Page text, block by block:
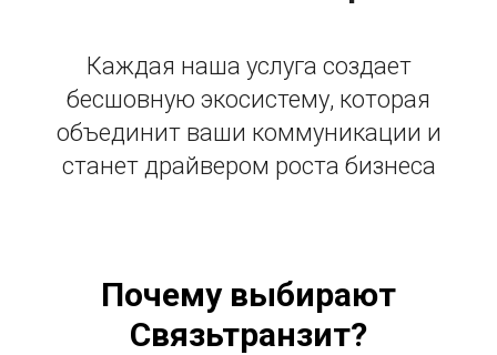
Каждая наша услуга создает
бесшовную экосистему, которая
объединит ваши коммуникации и
станет драйвером роста бизнеса
Почему выбирают
Связьтранзит?